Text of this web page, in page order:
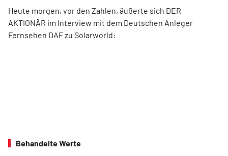
Heute morgen, vor den Zahlen, äußerte sich DER
AKTIONÄR im Interview mit dem Deutschen Anleger
Fernsehen DAF zu Solarworld:
Behandelte Werte